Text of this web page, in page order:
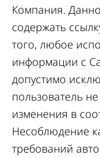
Компания.
содержать
того, любое
информации с
допустимо
пользователь
изменения в
Несоблюдение
требований